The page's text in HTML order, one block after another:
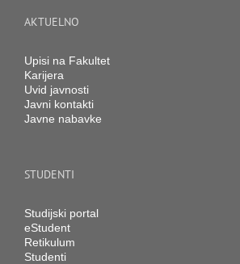
AKTUELNO
Upisi na Fakultet
Karijera
Uvid javnosti
Javni kontakti
Javne nabavke
STUDENTI
Studijski portal
eStudent
Retikulum
Studenti